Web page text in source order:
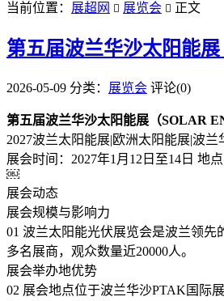
当前位置： 展超网  展览会  正文
第五届波兰华沙太阳能展
2026-05-09 分类： 展览会 评论(0)
第五届波兰华沙太阳能展（SOLAR
2027波兰太阳能展|欧洲太阳能展|波
展会时间：2027年1月12日至14日 地
￼
展会动态
展会规模与影响力
01 波兰太阳能光伏展览会是波兰领先
多名展商，观众数量近20000人。
展会举办地优势
02 展会地点位于波兰华沙PTAK国际